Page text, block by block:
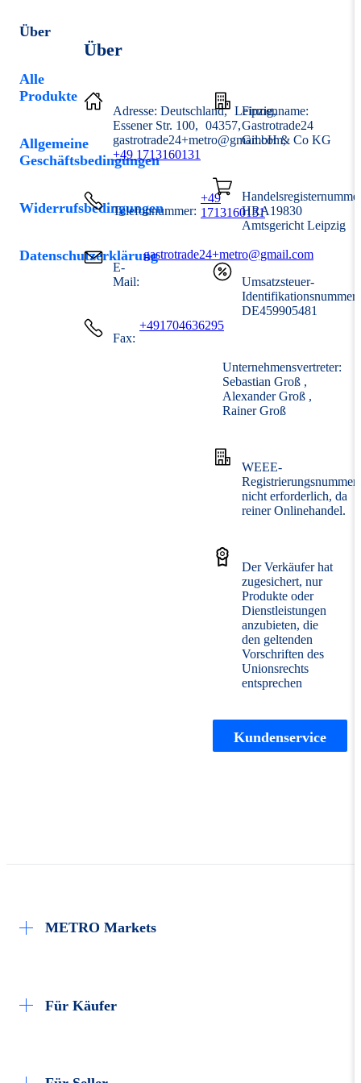
Über
Alle
Produkte
Allgemeine
Geschäftsbedingungen
Widerrufsbedingungen
Datenschutzerklärung
Über
Adresse: Deutschland
Leipzig
Essener Str. 100
04357
gastrotrade24+metro@gmail.com
+49 1713160131
Telefonnummer:
+49
1713160131
E-
Mail:
gastrotrade24+metro@gmail.com
Fax:
+491704636295
Firmenname:
Gastrotrade24
GmbH & Co KG
HRA19830
Amtsgericht Leipzig
Umsatzsteuer-
Identifikationsnummer
DE459905481
Unternehmensvertreter:
Sebastian Groß
Alexander Groß
Rainer Groß
WEEE-
Registrierungsnummer:
nicht erforderlich, da
reiner Onlinehandel.
Der Verkäufer hat
zugesichert, nur
Produkte oder
Dienstleistungen
anzubieten, die
den geltenden
Vorschriften des
Unionsrechts
entsprechen
Kundenservice
METRO Markets
Für Käufer